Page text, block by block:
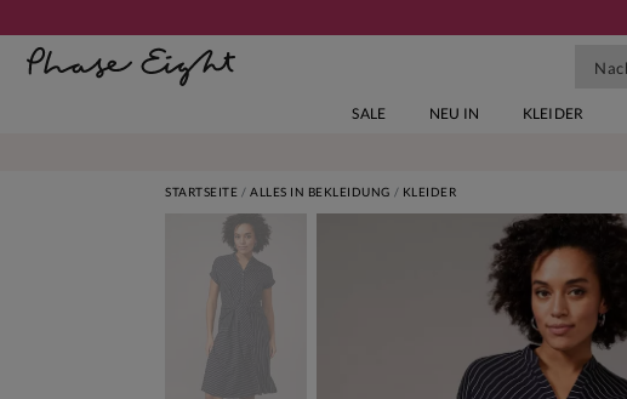
SALE NEU IN KLEIDER
STARTSEITE ALLES IN BEKLEIDUNG KLEIDER